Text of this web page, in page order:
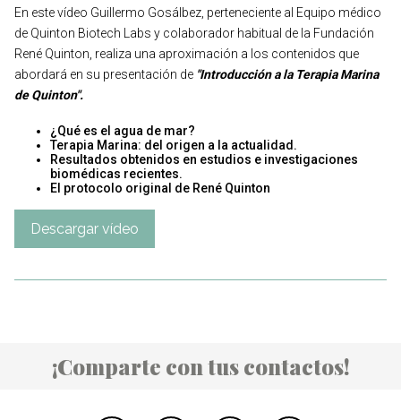
En este vídeo Guillermo Gosálbez, perteneciente al Equipo médico
de Quinton Biotech Labs y colaborador habitual de la Fundación
René Quinton, realiza una aproximación a los contenidos que
abordará en su presentación de "Introducción a la Terapia Marina
de Quinton".
¿Qué es el agua de mar?
Terapia Marina: del origen a la actualidad.
Resultados obtenidos en estudios e investigaciones
biomédicas recientes.
El protocolo original de René Quinton
Descargar vídeo
¡Comparte con tus contactos!